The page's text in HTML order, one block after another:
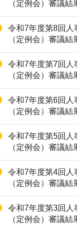
（定例会）審議結
令和7年度第8回人
（定例会）審議結
令和7年度第7回人
（定例会）審議結
令和7年度第6回人
（定例会）審議結
令和7年度第5回人
（定例会）審議結
令和7年度第4回人
（定例会）審議結
令和7年度第3回人
（定例会）審議結